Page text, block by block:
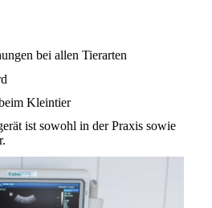
bei allen Tierarten
Kleintier
ist sowohl in der Praxis sowie